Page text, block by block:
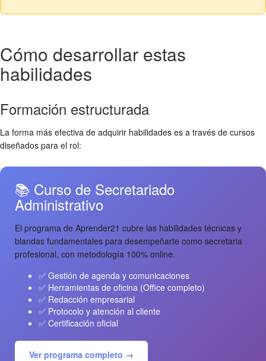
Cómo desarrollar estas
habilidades
Formación estructurada
La forma más efectiva de adquirir habilidades es a través de cursos
diseñados para el rol:
📚 Curso de Secretariado
Administrativo
El programa de Aprender21 cubre las habilidades técnicas y
blandas fundamentales para desempeñarte como secretaria
profesional, con metodología 100% online.
✅ Gestión de agenda y comunicaciones
✅ Herramientas de oficina (Office completo)
✅ Redacción empresarial
✅ Protocolo y atención al cliente
✅ Certificación oficial
Ver programa completo →